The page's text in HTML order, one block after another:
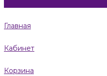
Главная
Кабинет
Корзина